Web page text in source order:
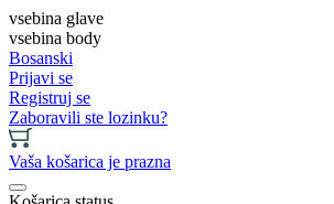
vsebina glave
vsebina body
Bosanski
Prijavi se
Registruj se
Zaboravili ste lozinku?
Vaša košarica je prazna